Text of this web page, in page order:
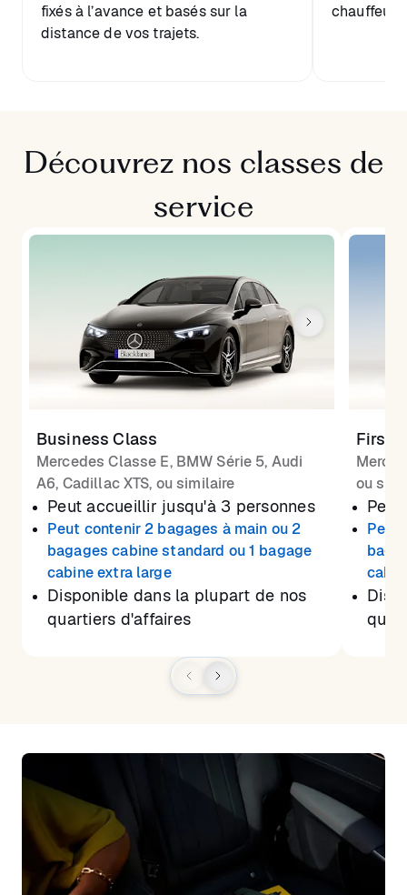
fixés à l’avance et basés sur la
distance de vos trajets.
chauffeur.
Découvrez nos classes de
service
Business Class
Mercedes Classe E, BMW Série 5, Audi
A6, Cadillac XTS, ou similaire
Peut accueillir jusqu'à 3 personnes
Peut contenir 2 bagages à main ou 2
bagages cabine standard ou 1 bagage
cabine extra large
Disponible dans la plupart de nos
quartiers d'affaires
First
ou
Peut